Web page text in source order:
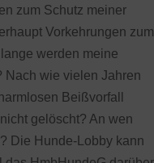
zum Schutz meiner
Vorkehrungen zum
werden meine
Nach wie vielen Jahren
Beißvorfall
gelöscht? An wen
Die Hunde-Lobby kann